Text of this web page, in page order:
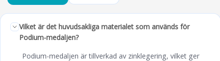
Vilket är det huvudsakliga materialet som används för
Podium-medaljen?
Podium-medaljen är tillverkad av zinklegering, vilket ger